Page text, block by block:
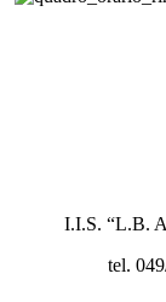
+1
I.I.S. “L.B.
tel.